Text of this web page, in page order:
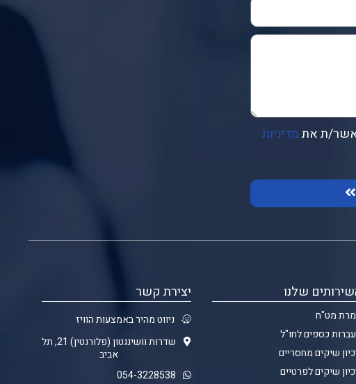
ת אתמדיניות
שלנו
מט"ח
כספים לחו"ל
שיקים מחסריים
שיקים לפרטיים
יצירת קשר
ניווט מהיר באמצעות הוויז
שדרות וושינגטון (פלורנטין) 21, תל
אביב
054-3228538